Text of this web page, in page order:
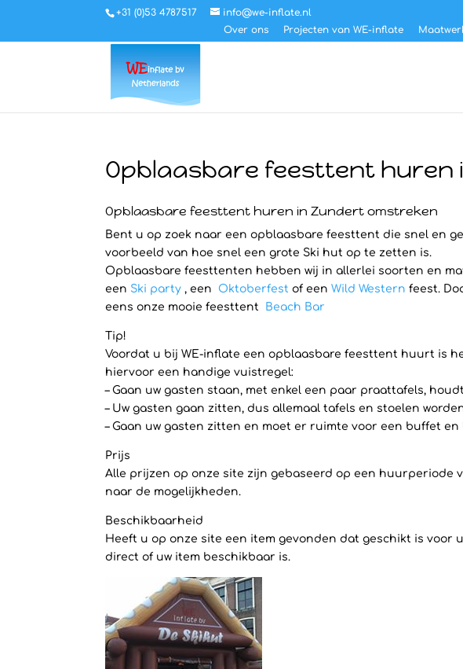
+31 (0)53 4787517
info@we-inflate.nl
Over ons
Projecten van WE-inflate
Opblaasbare feesttent
Opblaasbare feesttent huren in Zundert omstreken
Bent u op zoek naar een opblaasbare feesttent die snel en
voorbeeld van hoe snel een grote Ski hut op te zetten is.
Opblaasbare feesttenten hebben wij in allerlei soorten en
een Ski party , een Oktoberfest of eenWild Western feest.
eens onze mooie feesttent
Beach Bar
Tip!
Voordat u bij WE-inflate een opblaasbare feesttent huurt is
hiervoor een handige vuistregel:
– Gaan uw gasten staan, met enkel een paar praattafels,
– Uw gasten gaan zitten, dus allemaal tafels en stoelen
– Gaan uw gasten zitten en moet er ruimte voor een buffet
Prijs
Alle prijzen op onze site zijn gebaseerd op een huurperiode
naar de mogelijkheden.
Beschikbaarheid
Heeft u op onze site een item gevonden dat geschikt is voor
direct of uw item beschikbaar is.